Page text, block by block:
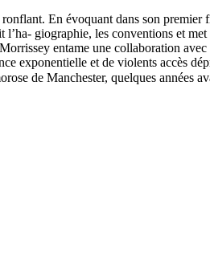
En évoquant dans son
giographie, les conventions et
entame une collaboration
exponentielle et de violents accès
de Manchester, quelques